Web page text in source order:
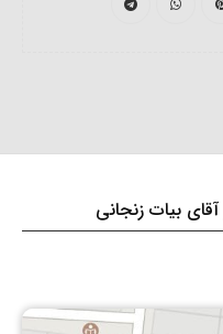
بیات زنجانی